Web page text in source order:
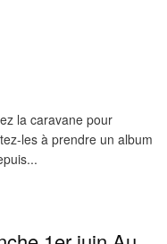
la caravane pour
les à prendre un album